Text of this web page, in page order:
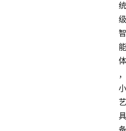
统
级
智
能
体
，
小
艺
具